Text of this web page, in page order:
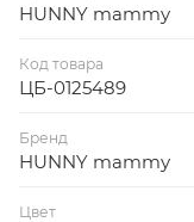
HUNNY mammy
Код товара
ЦБ-0125489
Бренд
HUNNY mammy
Цвет